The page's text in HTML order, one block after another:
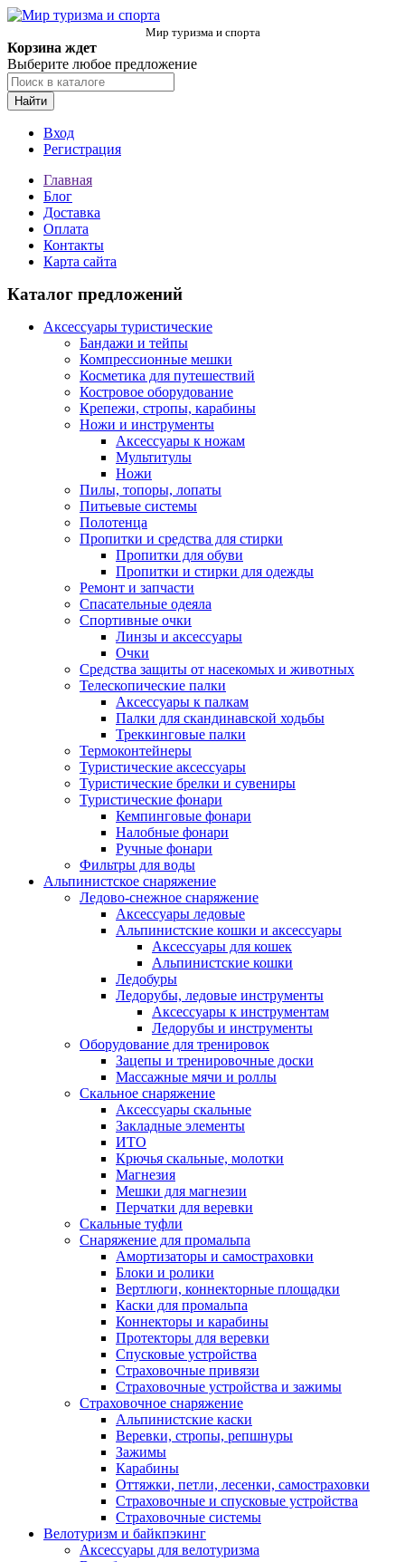
Мир туризма и спорта
Корзина ждет
Выберите любое предложение
Найти
Вход
Регистрация
Главная
Блог
Доставка
Оплата
Контакты
Карта сайта
Каталог предложений
Аксессуары туристические
Бандажи и тейпы
Компрессионные мешки
Косметика для путешествий
Костровое оборудование
Крепежи, стропы, карабины
Ножи и инструменты
Аксессуары к ножам
Мультитулы
Ножи
Пилы, топоры, лопаты
Питьевые системы
Полотенца
Пропитки и средства для стирки
Пропитки для обуви
Пропитки и стирки для одежды
Ремонт и запчасти
Спасательные одеяла
Спортивные очки
Линзы и аксессуары
Очки
Средства защиты от насекомых и животных
Телескопические палки
Аксессуары к палкам
Палки для скандинавской ходьбы
Треккинговые палки
Термоконтейнеры
Туристические аксессуары
Туристические брелки и сувениры
Туристические фонари
Кемпинговые фонари
Налобные фонари
Ручные фонари
Фильтры для воды
Альпинистское снаряжение
Ледово-снежное снаряжение
Аксессуары ледовые
Альпинистские кошки и аксессуары
Аксессуары для кошек
Альпинистские кошки
Ледобуры
Ледорубы, ледовые инструменты
Аксессуары к инструментам
Ледорубы и инструменты
Оборудование для тренировок
Зацепы и тренировочные доски
Массажные мячи и роллы
Скальное снаряжение
Аксессуары скальные
Закладные элементы
ИТО
Крючья скальные, молотки
Магнезия
Мешки для магнезии
Перчатки для веревки
Скальные туфли
Снаряжение для промальпа
Амортизаторы и самостраховки
Блоки и ролики
Вертлюги, коннекторные площадки
Каски для промальпа
Коннекторы и карабины
Протекторы для веревки
Спусковые устройства
Страховочные привязи
Страховочные устройства и зажимы
Страховочное снаряжение
Альпинистские каски
Веревки, стропы, репшнуры
Зажимы
Карабины
Оттяжки, петли, лесенки, самостраховки
Страховочные и спусковые устройства
Страховочные системы
Велотуризм и байкпэкинг
Аксессуары для велотуризма